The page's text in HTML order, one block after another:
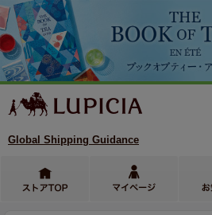
Global Shipping Guidance